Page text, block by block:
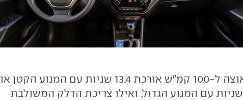
התאוצה ל-100 קמ"ש אורכת 13.4 שניות עם המנוע הקטן או
11.3 שניות עם המנוע הגדול, ואילו צריכת הדלק המשולבת